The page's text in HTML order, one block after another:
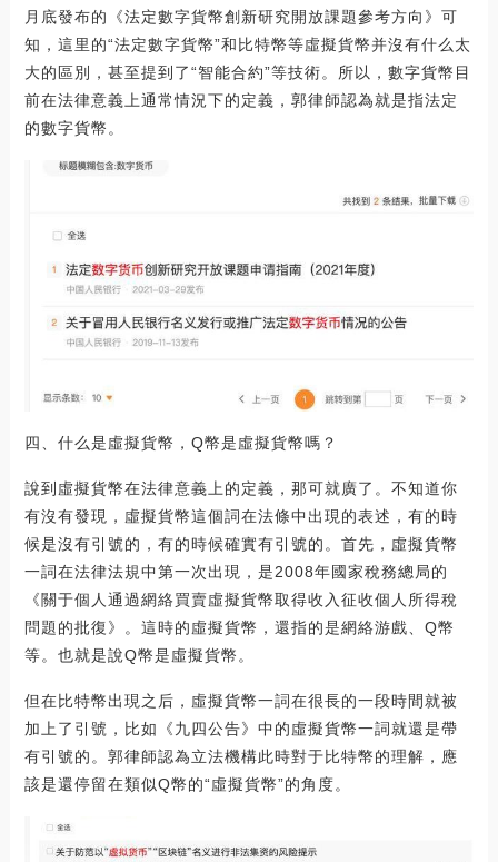
月底發布的《法定數字貨幣創新研究開放課題參考方向》可
知，這里的“法定數字貨幣”和比特幣等虛擬貨幣并沒有什么太
大的區別，甚至提到了“智能合約”等技術。所以，數字貨幣目
前在法律意義上通常情況下的定義，郭律師認為就是指法定
的數字貨幣。
四、什么是虛擬貨幣，Q幣是虛擬貨幣嗎？
說到虛擬貨幣在法律意義上的定義，那可就廣了。不知道你
有沒有發現，虛擬貨幣這個詞在法條中出現的表述，有的時
候是沒有引號的，有的時候確實有引號的。首先，虛擬貨幣
一詞在法律法規中第一次出現，是2008年國家稅務總局的
《關于個人通過網絡買賣虛擬貨幣取得收入征收個人所得稅
問題的批復》。這時的虛擬貨幣，還指的是網絡游戲、Q幣
等。也就是說Q幣是虛擬貨幣。
但在比特幣出現之后，虛擬貨幣一詞在很長的一段時間就被
加上了引號，比如《九四公告》中的虛擬貨幣一詞就還是帶
有引號的。郭律師認為立法機構此時對于比特幣的理解，應
該是還停留在類似Q幣的“虛擬貨幣”的角度。